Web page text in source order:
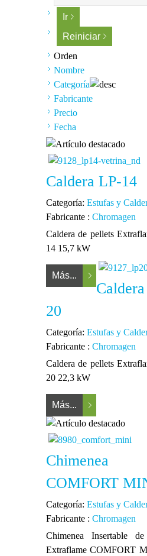
Orden
Nombre
Categoría
Fabricante
Precio
Fecha
Caldera LP-14
Categoría: Estufas y
Fabricante : Chromagen
Caldera de pellets
14 15,7 kW
Más...
20
Categoría: Estufas y
Fabricante : Chromagen
Caldera de pellets
20 22,3 kW
Más...
Chimenea
COMFORT
Categoría: Estufas y
Fabricante : Chromagen
Chimenea Insertable
Extraflame COMFORT